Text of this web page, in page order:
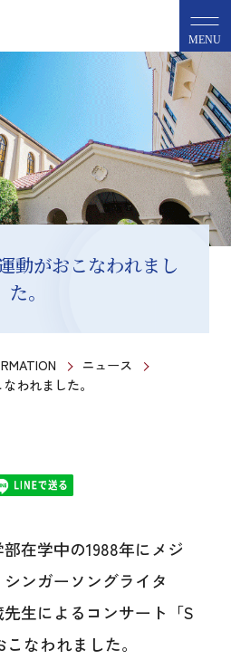
MENU
動がおこなわれまし
た。
ニュース
われました。
在学中の1988年にメジ
ンガーソングライタ
生によるコンサート「S
なわれました。